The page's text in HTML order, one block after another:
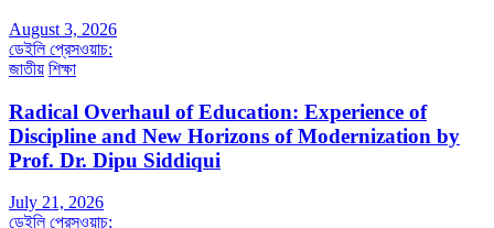
August 3, 2026
ডেইলি প্রেসওয়াচ:
জাতীয় শিক্ষা
Radical Overhaul of Education: Experience of
Discipline and New Horizons of Modernization by
Prof. Dr. Dipu Siddiqui
July 21, 2026
ডেইলি প্রেসওয়াচ: